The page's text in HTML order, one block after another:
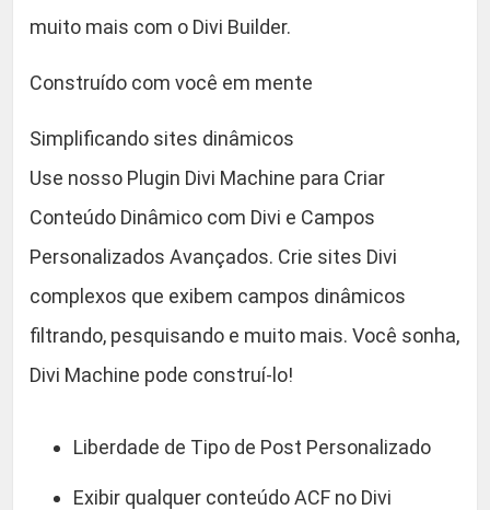
9
,
9
0
.
e
muito mais com o Divi Builder.
Construído com você em mente
Simplificando sites dinâmicos
Use nosso Plugin Divi Machine para Criar
Conteúdo Dinâmico com Divi e Campos
Personalizados Avançados. Crie sites Divi
complexos que exibem campos dinâmicos
filtrando, pesquisando e muito mais. Você sonha,
Divi Machine pode construí-lo!
Liberdade de Tipo de Post Personalizado
Exibir qualquer conteúdo ACF no Divi